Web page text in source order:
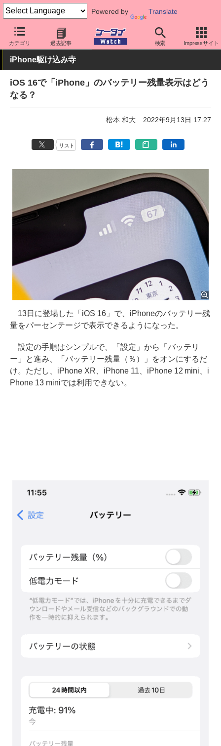
Powered by Translate
カテゴリ 過去記事 検索 Impressサイト
ケータイ Watch OS iPhone (iOS)
iPhone駆け込み寺
iOS 16で「iPhone」のバッテリー残量表示はどう
なる？
松本 和大 2022年9月13日 17:27
リスト
13日に登場した「iOS 16」で、iPhoneのバッテリー残
量をパーセンテージで表示できるようになった。
設定の手順はシンプルで、「設定」から「バッテリ
ー」と進み、「バッテリー残量（％）」をオンにするだ
け。ただし、iPhone XR、iPhone 11、iPhone 12 mini、i
Phone 13 miniでは利用できない。